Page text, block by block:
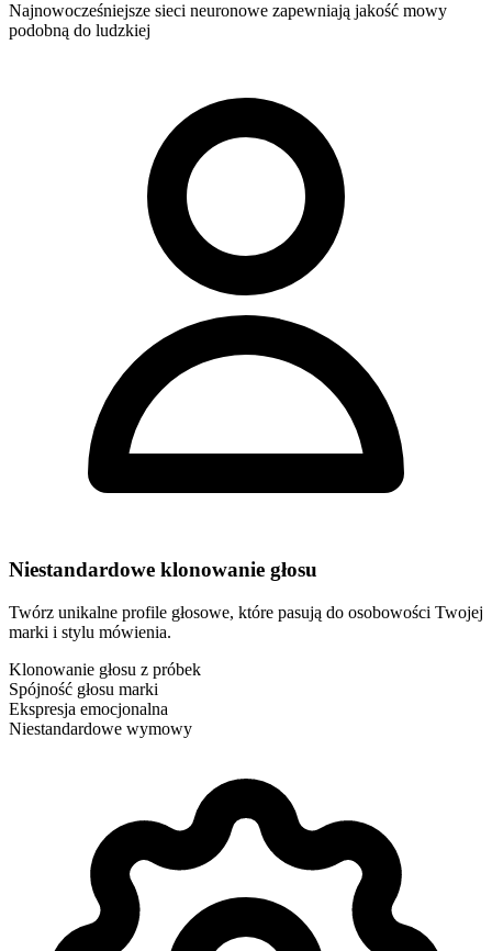
Najnowocześniejsze sieci neuronowe zapewniają jakość mowy
podobną do ludzkiej
Niestandardowe klonowanie głosu
Twórz unikalne profile głosowe, które pasują do osobowości Twojej
marki i stylu mówienia.
Klonowanie głosu z próbek
Spójność głosu marki
Ekspresja emocjonalna
Niestandardowe wymowy